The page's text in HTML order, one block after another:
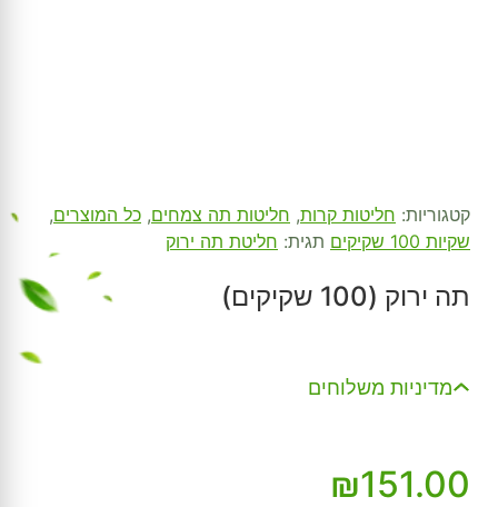
קטגוריות: חליטות קרות, חליטות תה צמחים, כל המוצרים,
שקיות 100 שקיקים
תגית: חליטת תה ירוק
תה ירוק (100 שקיקים)
מדיניות משלוחים
₪151.00